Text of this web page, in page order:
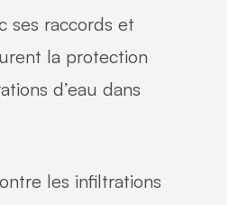
ses raccords et
la protection
d’eau dans
les infiltrations